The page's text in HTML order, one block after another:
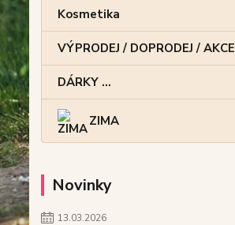
Kosmetika
VÝPRODEJ / DOPRODEJ / AKCE
DÁRKY ...
ZIMA
Novinky
13.03.2026